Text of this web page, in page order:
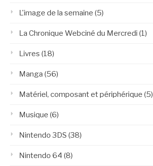
L'image de la semaine (5)
La Chronique Webciné du Mercredi (1)
Livres (18)
Manga (56)
Matériel, composant et périphérique (5)
Musique (6)
Nintendo 3DS (38)
Nintendo 64 (8)